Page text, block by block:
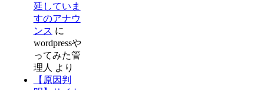
延していま
すのアナウ
ンス に
wordpressや
ってみた管
理人 より
【原因判